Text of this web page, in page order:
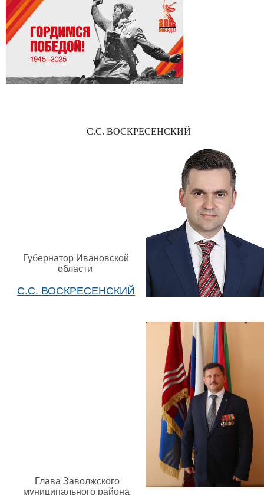
С.С. ВОСКРЕСЕНСКИЙ
Губернатор Ивановской
области
С.С. ВОСКРЕСЕНСКИЙ
Глава Заволжского
муниципального района